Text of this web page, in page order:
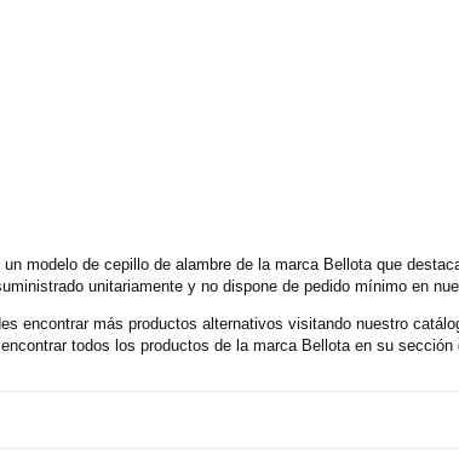
modelo de cepillo de alambre de la marca Bellota que
unitariamente y no dispone de pedido mínimo en
encontrar más productos alternativos visitando nuestro
todos los productos de la marca Bellota en su sección